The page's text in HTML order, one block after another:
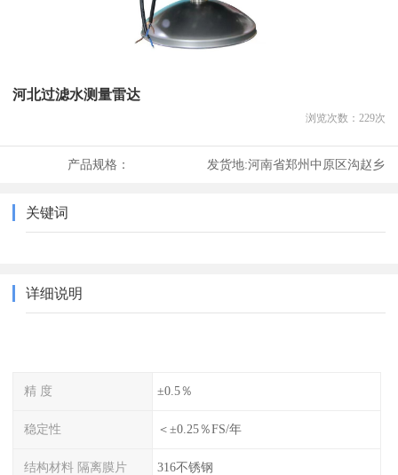
河北过滤水测量雷达
浏览次数： 229次
产品规格： 发货地:河南省郑州中原区沟赵乡
关键词
详细说明
精 度 ±0.5％
稳定性 ＜±0.25％FS/年
结构材料 隔离膜片 316不锈钢